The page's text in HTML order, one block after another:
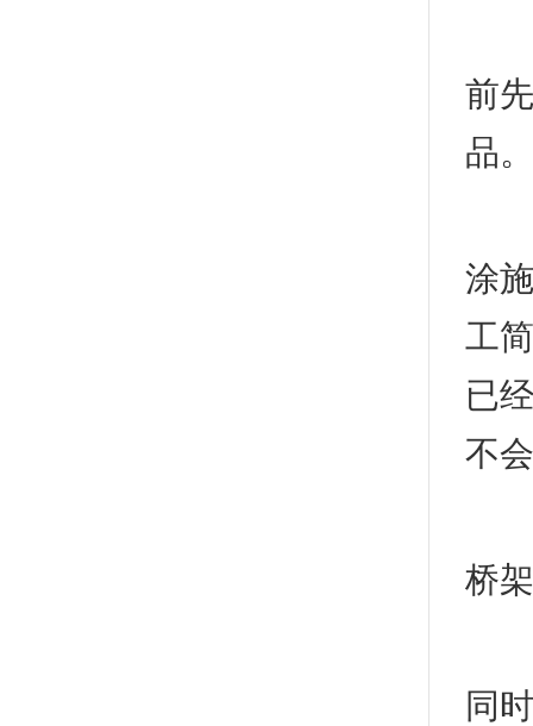
前
品。
涂
工
已
不
桥
同